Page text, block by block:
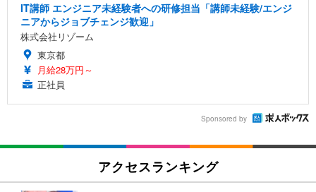
IT講師 エンジニア未経験者への研修担当「講師未経験/エンジ
ニアからジョブチェンジ歓迎」
株式会社リゾーム
東京都
月給28万円～
正社員
Sponsored by
アクセスランキング